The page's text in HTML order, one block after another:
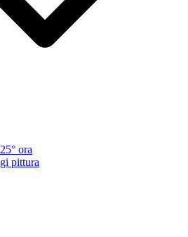
ora
pittura